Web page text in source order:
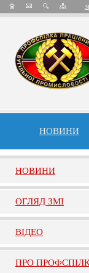
НОВИНИ
НОВИНИ
ОГЛЯД ЗМI
ВIДЕО
ПРО